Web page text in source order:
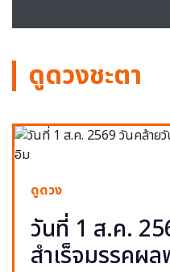
ดูดวงชะตา
ดูดวง
วันที่ 1 ส.ค.
สำเร็จมรรคผ